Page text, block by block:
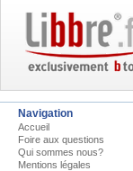
Navigation
Accueil
Foire aux questions
Qui sommes nous?
Mentions légales